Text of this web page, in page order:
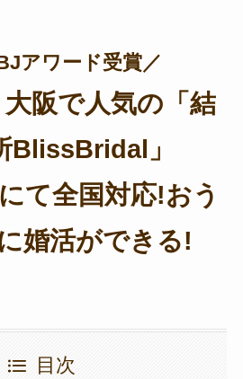
アワード受賞／
大阪で人気の「結
BlissBridal」
て全国対応!おう
婚活ができる!
目次